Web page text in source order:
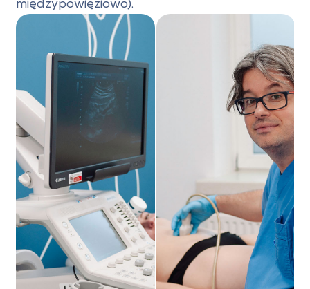
międzypowięziowo).